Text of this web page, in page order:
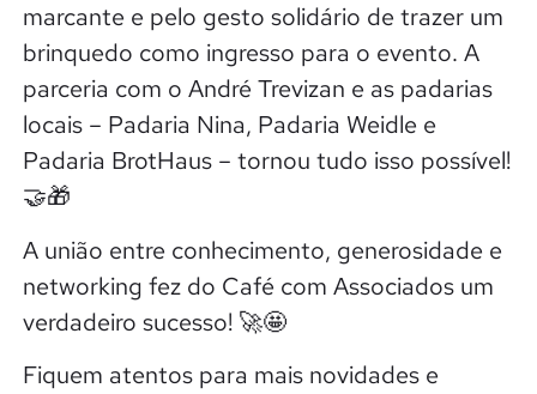
marcante e pelo gesto solidário de trazer um
brinquedo como ingresso para o evento. A
parceria com o André Trevizan e as padarias
locais – Padaria Nina, Padaria Weidle e
Padaria BrotHaus – tornou tudo isso possível!
🤝🎁
A união entre conhecimento, generosidade e
networking fez do Café com Associados um
verdadeiro sucesso! 🚀🤩
Fiquem atentos para mais novidades e